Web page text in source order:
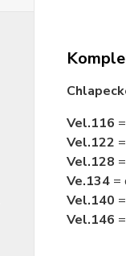
Vel.116
Vel.122
Vel.128
Ve.134 =
Vel.140
Vel.146